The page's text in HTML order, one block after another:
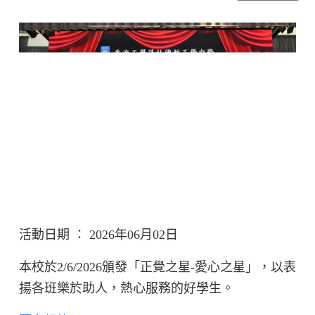
活動日期 ： 2026年06月02日
本校於2/6/2026頒發「正覺之星-愛心之星」，以表
揚各班樂於助人，熱心服務的好學生。